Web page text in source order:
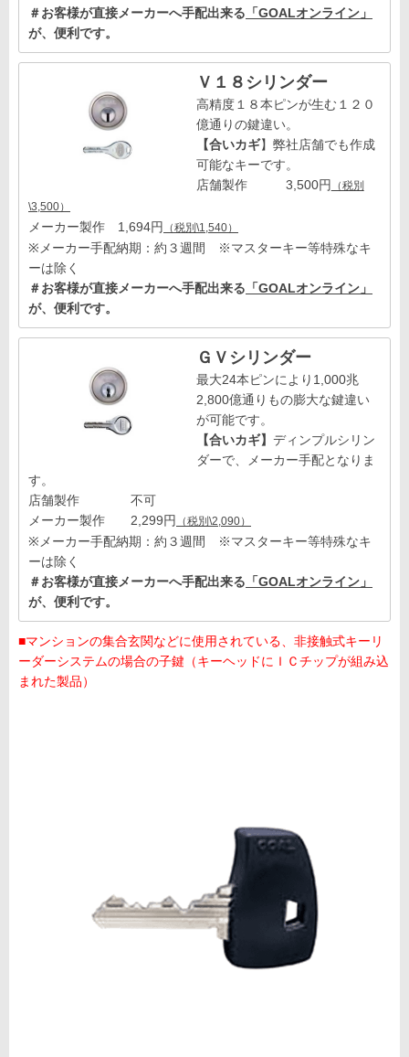
＃お客様が直接メーカーへ手配出来る 「GOALオンライン」
が、便利です。
Ｖ１８シリンダー
高精度１８本ピンが生む１２０
億通りの鍵違い。
【合いカギ】弊社店舗でも作成
可能なキーです。
店舗製作 3,500円
（税別
\3,500）
メーカー製作 1,694円 （税別\1,540）
※メーカー手配納期：約３週間 ※マスターキー等特殊なキ
ーは除く
＃お客様が直接メーカーへ手配出来る 「GOALオンライン」
が、便利です。
ＧＶシリンダー
最大24本ピンにより1,000兆
2,800億通りもの膨大な鍵違い
が可能です。
【合いカギ】 ディンプルシリン
ダーで、メーカー手配となりま
す。
店舗製作 不可
メーカー製作 2,299円
（税別\2,090）
※メーカー手配納期：約３週間 ※マスターキー等特殊なキ
ーは除く
＃お客様が直接メーカーへ手配出来る 「GOALオンライン」
が、便利です。
■マンションの集合玄関などに使用されている、非接触式キーリ
ーダーシステムの場合の子鍵（キーヘッドにＩＣチップが組み込
まれた製品）